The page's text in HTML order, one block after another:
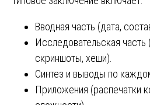
Вводная часть (дата,
Исследовательская
скриншоты, хеши).
Синтез и выводы по
Приложения (распечатки